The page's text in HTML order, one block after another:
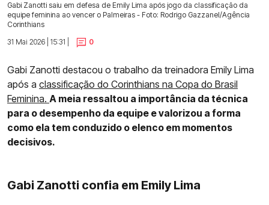
Gabi Zanotti saiu em defesa de Emily Lima após jogo da classificação da
equipe feminina ao vencer o Palmeiras - Foto: Rodrigo Gazzanel/Agência
Corinthians
31 Mai 2026 | 15:31 |
0
Gabi Zanotti destacou o trabalho da treinadora Emily Lima
após a classificação do Corinthians na Copa do Brasil
Feminina. A meia ressaltou a importância da técnica
para o desempenho da equipe e valorizou a forma
como ela tem conduzido o elenco em momentos
decisivos.
Gabi Zanotti confia em Emily Lima